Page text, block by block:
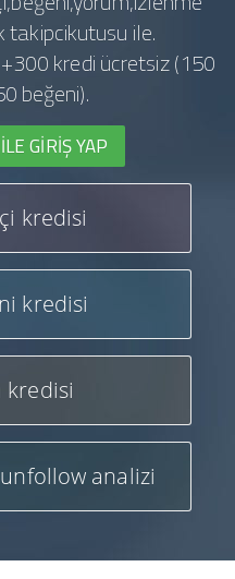
takipcikutusu ile.
kredi ücretsiz (150
beğeni).
GIRIŞ YAP
kredisi
kredisi
kredisi
unfollow analizi